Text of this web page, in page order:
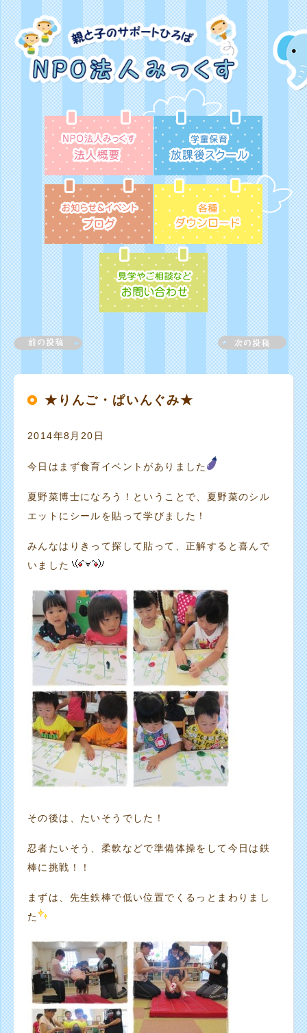
★りんご・ぱいんぐみ★
2014年8月20日
今日はまず食育イベントがありました
夏野菜博士になろう！ということで、夏野菜のシル
エットにシールを貼って学びました！
みんなはりきって探して貼って、正解すると喜んで
いました
その後は、たいそうでした！
忍者たいそう、柔軟などで準備体操をして今日は鉄
棒に挑戦！！
まずは、先生鉄棒で低い位置でくるっとまわりまし
た